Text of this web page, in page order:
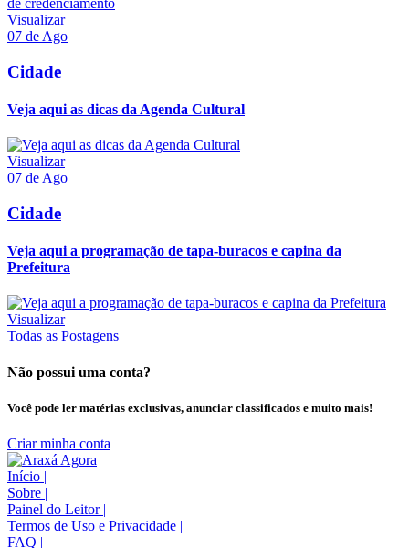
Visualizar
07 de Ago
Cidade
Veja aqui as dicas da Agenda Cultural
Visualizar
07 de Ago
Cidade
Veja aqui a programação de tapa-buracos e capina da
Prefeitura
Visualizar
Todas as Postagens
Não possui uma conta?
Você pode ler matérias exclusivas, anunciar classificados e muito mais!
Criar minha conta
Início |
Sobre |
Painel do Leitor |
Termos de Uso e Privacidade |
FAQ |